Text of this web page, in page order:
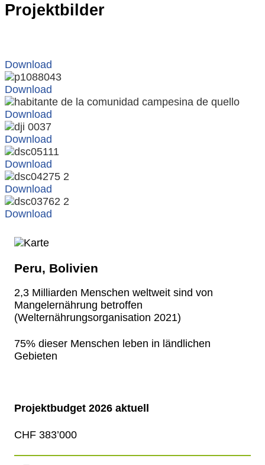
Projektbilder
Download
Download
Download
Download
Download
Download
Download
Peru, Bolivien
2,3 Milliarden Menschen weltweit sind von
Mangelernährung betroffen
(Welternährungsorganisation 2021)
75% dieser Menschen leben in ländlichen
Gebieten
Projektbudget 2026 aktuell
CHF 383’000